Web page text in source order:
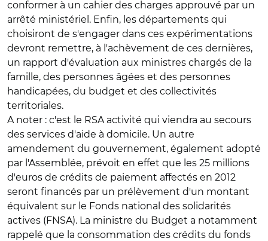
conformer à un cahier des charges approuvé par un
arrêté ministériel. Enfin, les départements qui
choisiront de s'engager dans ces expérimentations
devront remettre, à l'achèvement de ces dernières,
un rapport d'évaluation aux ministres chargés de la
famille, des personnes âgées et des personnes
handicapées, du budget et des collectivités
territoriales.
A noter : c'est le RSA activité qui viendra au secours
des services d'aide à domicile. Un autre
amendement du gouvernement, également adopté
par l'Assemblée, prévoit en effet que les 25 millions
d'euros de crédits de paiement affectés en 2012
seront financés par un prélèvement d'un montant
équivalent sur le Fonds national des solidarités
actives (FNSA). La ministre du Budget a notamment
rappelé que la consommation des crédits du fonds